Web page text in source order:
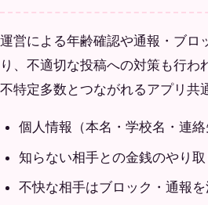
運営による年齢確認や通報・ブロ
り、不適切な投稿への対策も行わ
不特定多数とつながれるアプリ共
個人情報（本名・学校名・連
知らない相手との金銭のやり
不快な相手はブロック・通報